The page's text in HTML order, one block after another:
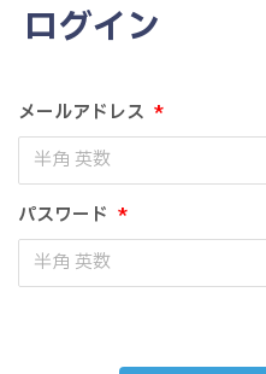
ログイン
メールアドレス *
パスワード *